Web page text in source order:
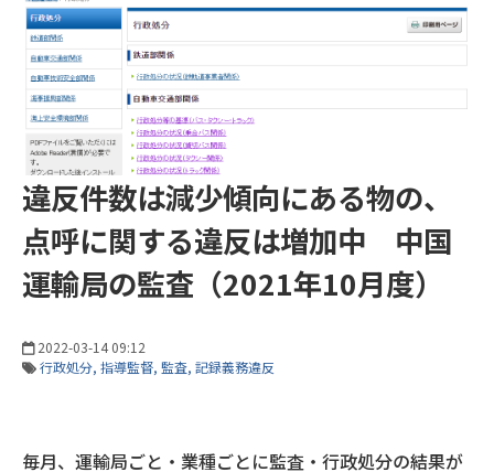
違反件数は減少傾向にある物の、
点呼に関する違反は増加中 中国
運輸局の監査（2021年10月度）
2022-03-14 09:12
行政処分 指導監督 監査 記録義務違反
毎月、運輸局ごと・業種ごとに監査・行政処分の結果が